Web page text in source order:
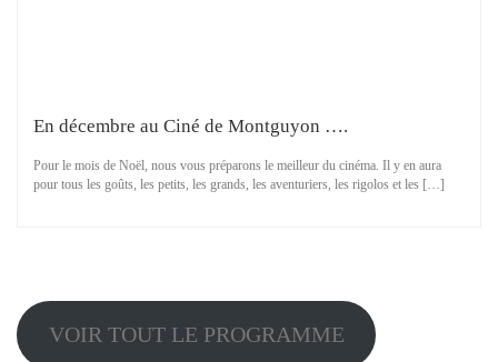
En décembre au Ciné de Montguyon ….
Pour le mois de Noël, nous vous préparons le meilleur du cinéma. Il y en aura
pour tous les goûts, les petits, les grands, les aventuriers, les rigolos et les […]
VOIR TOUT LE PROGRAMME